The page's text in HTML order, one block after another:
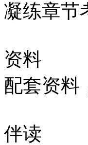
凝练章节
资料
配套资料
伴读